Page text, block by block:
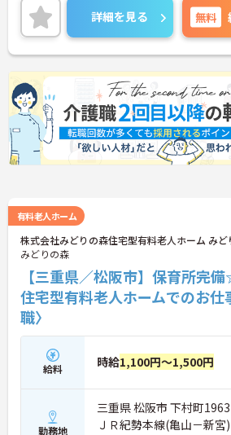
ます。今回募集するのは居宅介護支援専門員
祝休み・年間休日125日とお休みが充実し
仕事とプライベートの両立がしやすい環境
た、担当件数や認定調査に応じた手当も支
ため、頑張りが収入につながる点も魅力。
らではの連携の取りやすさがあり、利用者さ
ひとりと丁寧に向き合いたい方におすすめ
す。
詳細を見る 無料
有料老人ホーム
株式会社みどりの森住宅型有料老人ホーム み
みどりの森
【三重県／松阪市】保育所完
住宅型有料老人ホームでのお仕
職〉
給料 時給1,100円～1,500円
勤務地
三重県 松阪市 下村町
ＪＲ紀勢本線(亀山－新